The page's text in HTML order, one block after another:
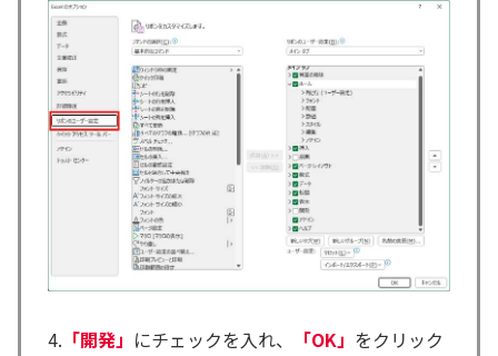
4. 「開発」 にチェックを入れ、 「OK」 をクリック